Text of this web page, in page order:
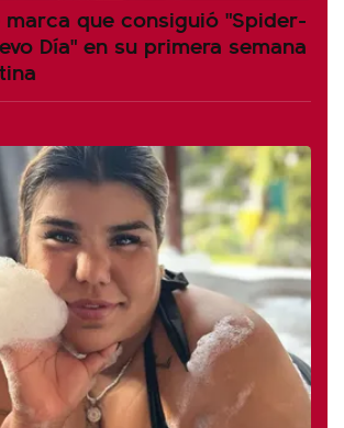
que consiguió "Spider-
Día" en su primera semana